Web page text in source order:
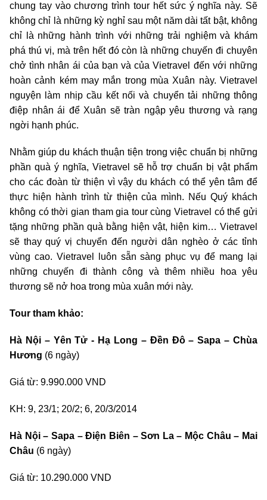
chung tay vào chương trình tour hết sức ý nghĩa này. Sẽ
không chỉ là những kỳ nghỉ sau một năm dài tất bật, không
chỉ là những hành trình với những trải nghiệm và khám
phá thú vị, mà trên hết đó còn là những chuyến đi chuyên
chở tình nhân ái của bạn và của Vietravel đến với những
hoàn cảnh kém may mắn trong mùa Xuân này. Vietravel
nguyện làm nhịp cầu kết nối và chuyển tải những thông
điệp nhân ái để Xuân sẽ tràn ngập yêu thương và rạng
ngời hạnh phúc.
Nhằm giúp du khách thuận tiện trong việc chuẩn bị những
phần quà ý nghĩa, Vietravel sẽ hỗ trợ chuẩn bị vật phẩm
cho các đoàn từ thiện vì vậy du khách có thể yên tâm để
thực hiện hành trình từ thiện của mình. Nếu Quý khách
không có thời gian tham gia tour cùng Vietravel có thể gửi
tặng những phần quà bằng hiện vật, hiện kim… Vietravel
sẽ thay quý vị chuyển đến người dân nghèo ở các tỉnh
vùng cao. Vietravel luôn sẵn sàng phục vụ để mang lại
những chuyến đi thành công và thêm nhiều hoa yêu
thương sẽ nở hoa trong mùa xuân mới này.
Tour tham khảo:
Hà Nội – Yên Tử - Hạ Long – Đền Đô – Sapa – Chùa
Hương (6 ngày)
Giá từ: 9.990.000 VND
KH: 9, 23/1; 20/2; 6, 20/3/2014
Hà Nội – Sapa – Điện Biên – Sơn La – Mộc Châu – Mai
Châu (6 ngày)
Giá từ: 10.290.000 VND